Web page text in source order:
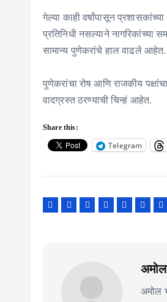
गेल्या काही वर्षांपासून
प्रतिनिधी नसल्याने नागरिकांच्या
सामान्य पुणेकरांचे हाल वाढले
पुणेकरांचा रोष आणि राजकीय
वादग्रस्त ठरण्याची चिन्हं आहेत.
Share this:
Telegram
अमोल